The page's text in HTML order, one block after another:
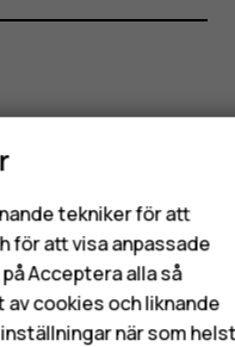
tekniker för att
för att visa anpassade
Acceptera alla så
cookies och liknande
när som helst